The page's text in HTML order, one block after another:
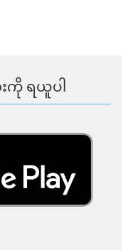
ကို ရယူပါ